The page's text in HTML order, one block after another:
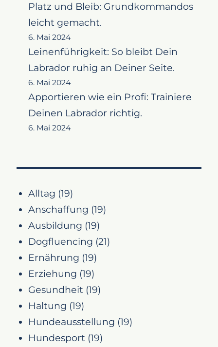
Platz und Bleib: Grundkommandos
leicht gemacht.
6. Mai 2024
Leinenführigkeit: So bleibt Dein
Labrador ruhig an Deiner Seite.
6. Mai 2024
Apportieren wie ein Profi: Trainiere
Deinen Labrador richtig.
6. Mai 2024
Alltag (19)
Anschaffung (19)
Ausbildung (19)
Dogfluencing (21)
Ernährung (19)
Erziehung (19)
Gesundheit (19)
Haltung (19)
Hundeausstellung (19)
Hundesport (19)